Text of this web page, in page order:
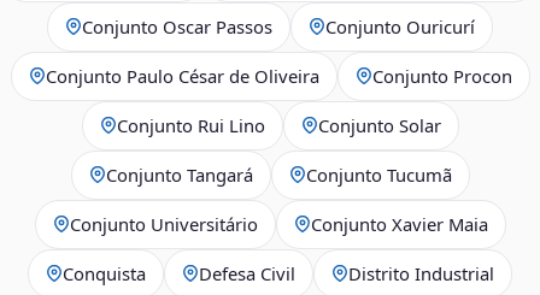
Conjunto Oscar Passos Conjunto Ouricurí
Conjunto Paulo César de Oliveira Conjunto Procon
Conjunto Rui Lino Conjunto Solar
Conjunto Tangará Conjunto Tucumã
Conjunto Universitário Conjunto Xavier Maia
Conquista Defesa Civil Distrito Industrial